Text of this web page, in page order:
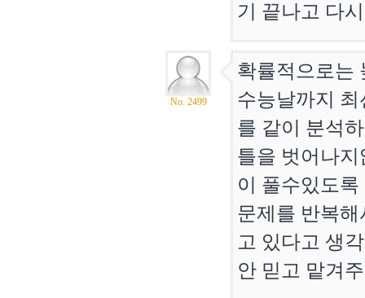
기 끝나고 다
No. 2499
확률적으로는
수능날까지
를 같이 분석
틀을 벗어나
이 풀수있도
문제를 반복
고 있다고 생
안 믿고 맡겨